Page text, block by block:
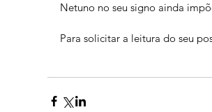
Netuno no seu signo ainda
Para solicitar a leitura do seu